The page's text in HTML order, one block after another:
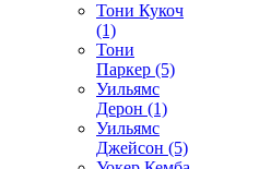
Тони Кукоч
(1)
Тони
Паркер (5)
Уильямс
Дерон (1)
Уильямс
Джейсон (5)